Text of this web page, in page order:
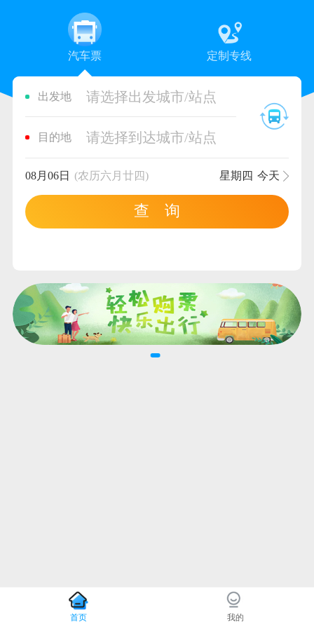
汽车票 定制专线
出发地 请选择出发城市/站点
目的地 请选择到达城市/站点
08月06日 (农历六月廿四) 星期四 今天
查 询
首页 我的